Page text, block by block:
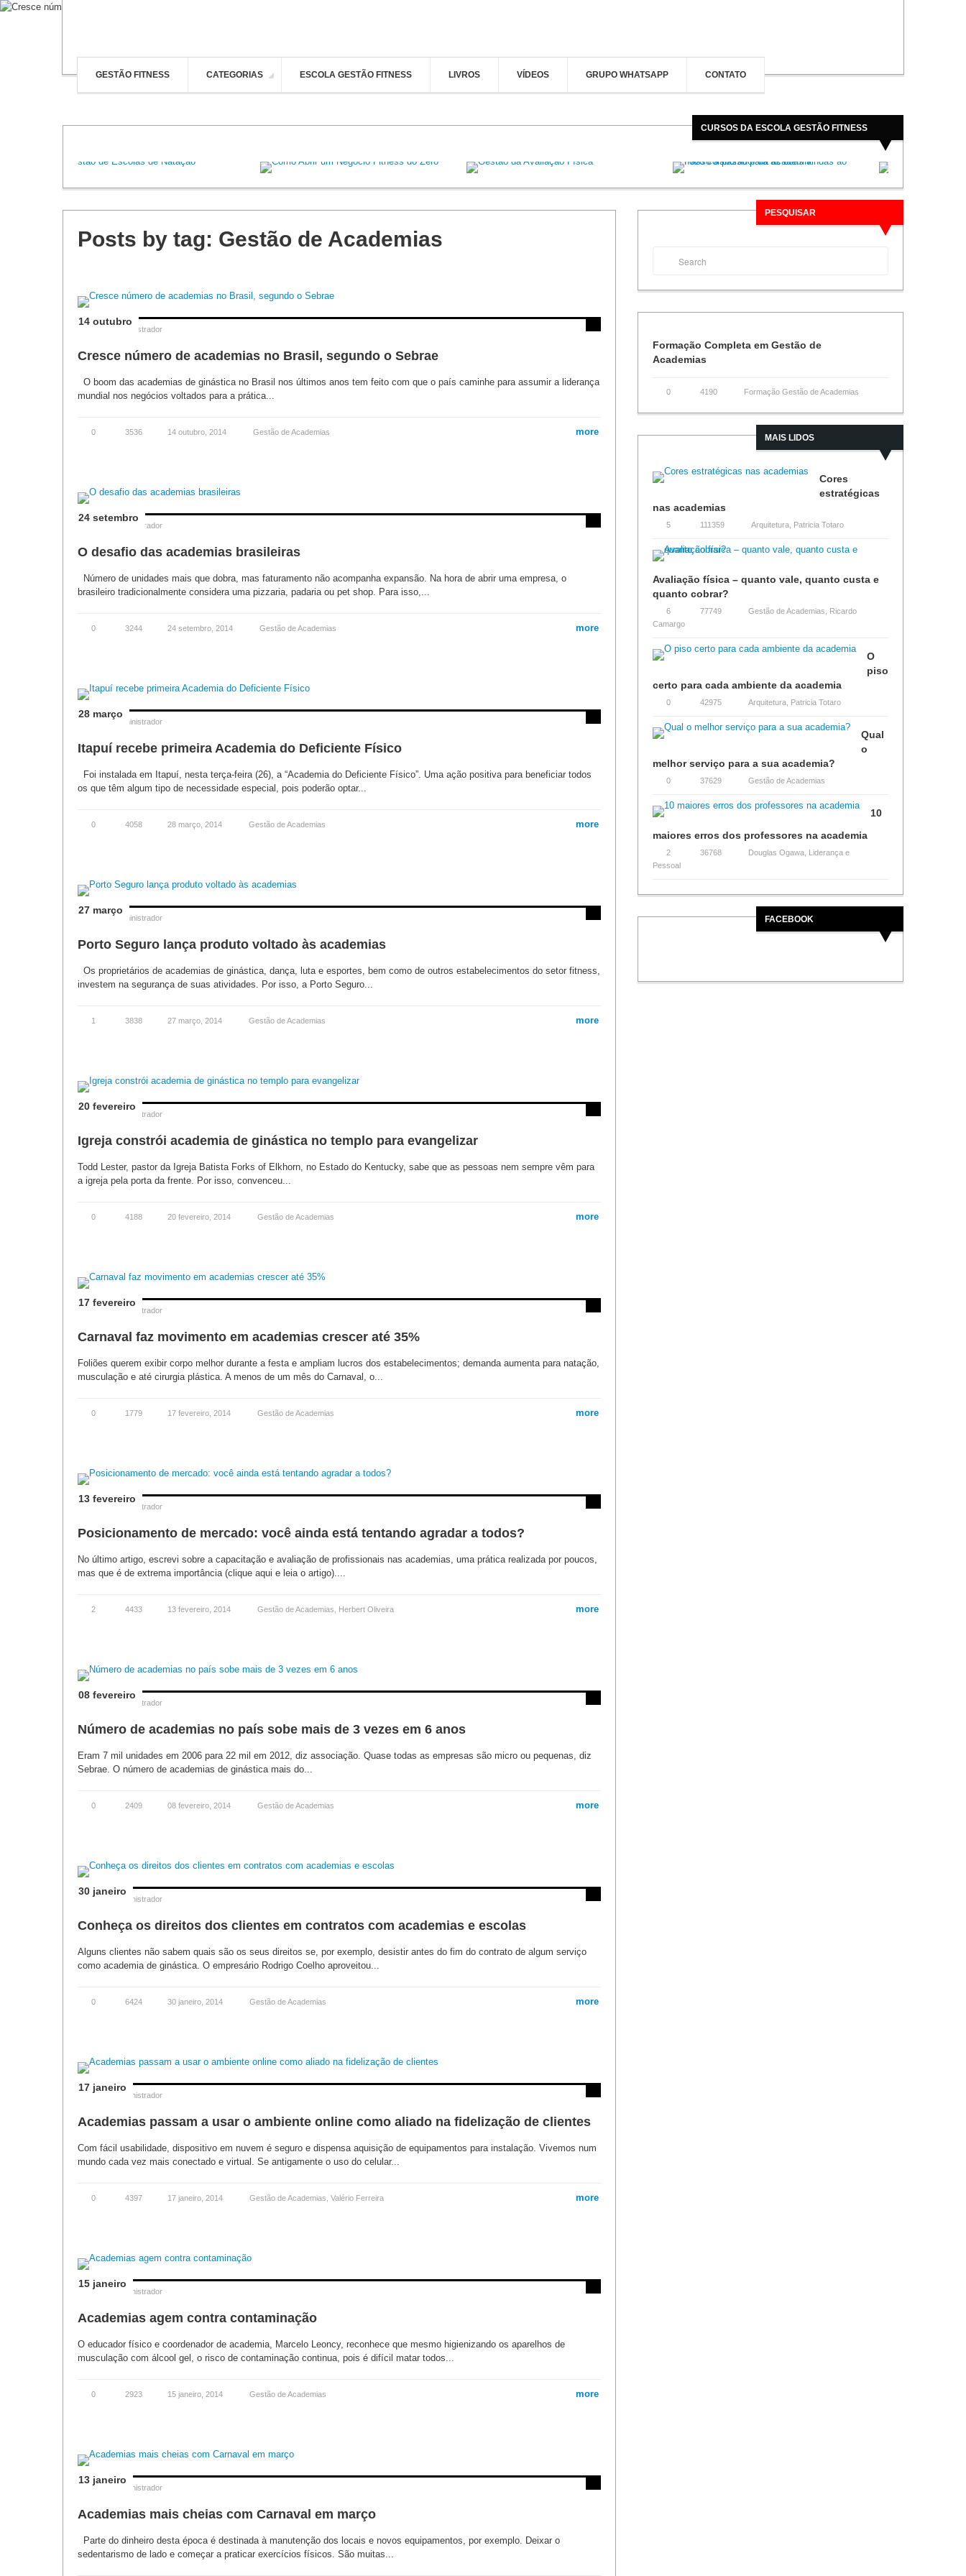
GESTÃO FITNESS CATEGORIAS ESCOLA GESTÃO FITNESS LIVROS VÍDEOS GRUPO WHATSAPP CONTATO
CURSOS DA ESCOLA GESTÃO FITNESS
Arquitetura para Academias Gestão Profissional de Academias
volta ao fitness
Sucesso
Posts by tag: Gestão de Academias
Administrador
14 outubro
Cresce número de academias no Brasil, segundo o Sebrae
O boom das academias de ginástica no Brasil nos últimos anos tem feito com que o país caminhe para assumir a liderança
mundial nos negócios voltados para a prática...
0 3536 14 outubro, 2014 Gestão de Academias more
Administrador
24 setembro
O desafio das academias brasileiras
Número de unidades mais que dobra, mas faturamento não acompanha expansão. Na hora de abrir uma empresa, o
brasileiro tradicionalmente considera uma pizzaria, padaria ou pet shop. Para isso,...
0 3244 24 setembro, 2014 Gestão de Academias more
Posted byAdministrador
28 março
Itapuí recebe primeira Academia do Deficiente Físico
Foi instalada em Itapuí, nesta terça-feira (26), a “Academia do Deficiente Físico”. Uma ação positiva para beneficiar todos
os que têm algum tipo de necessidade especial, pois poderão optar...
0 4058 28 março, 2014 Gestão de Academias more
Posted byAdministrador
27 março
Porto Seguro lança produto voltado às academias
Os proprietários de academias de ginástica, dança, luta e esportes, bem como de outros estabelecimentos do setor fitness,
investem na segurança de suas atividades. Por isso, a Porto Seguro...
1 3838 27 março, 2014 Gestão de Academias more
Administrador
20 fevereiro
Igreja constrói academia de ginástica no templo para evangelizar
Todd Lester, pastor da Igreja Batista Forks of Elkhorn, no Estado do Kentucky, sabe que as pessoas nem sempre vêm para
a igreja pela porta da frente. Por isso, convenceu...
0 4188 20 fevereiro, 2014 Gestão de Academias more
Administrador
17 fevereiro
Carnaval faz movimento em academias crescer até 35%
Foliões querem exibir corpo melhor durante a festa e ampliam lucros dos estabelecimentos; demanda aumenta para natação,
musculação e até cirurgia plástica. A menos de um mês do Carnaval, o...
0 1779 17 fevereiro, 2014 Gestão de Academias more
Administrador
13 fevereiro
Posicionamento de mercado: você ainda está tentando agradar a todos?
No último artigo, escrevi sobre a capacitação e avaliação de profissionais nas academias, uma prática realizada por poucos,
mas que é de extrema importância (clique aqui e leia o artigo)....
2 4433 13 fevereiro, 2014 Gestão de Academias Herbert Oliveira more
Administrador
08 fevereiro
Número de academias no país sobe mais de 3 vezes em 6 anos
Eram 7 mil unidades em 2006 para 22 mil em 2012, diz associação. Quase todas as empresas são micro ou pequenas, diz
Sebrae. O número de academias de ginástica mais do...
0 2409 08 fevereiro, 2014 Gestão de Academias more
Posted by Administrador
30 janeiro
Conheça os direitos dos clientes em contratos com academias e escolas
Alguns clientes não sabem quais são os seus direitos se, por exemplo, desistir antes do fim do contrato de algum serviço
como academia de ginástica. O empresário Rodrigo Coelho aproveitou...
0 6424 30 janeiro, 2014 Gestão de Academias more
Posted by Administrador
17 janeiro
Academias passam a usar o ambiente online como aliado na fidelização de clientes
Com fácil usabilidade, dispositivo em nuvem é seguro e dispensa aquisição de equipamentos para instalação. Vivemos num
mundo cada vez mais conectado e virtual. Se antigamente o uso do celular...
0 4397 17 janeiro, 2014 Gestão de Academias Valério Ferreira more
Posted by Administrador
15 janeiro
Academias agem contra contaminação
O educador físico e coordenador de academia, Marcelo Leoncy, reconhece que mesmo higienizando os aparelhos de
musculação com álcool gel, o risco de contaminação continua, pois é difícil matar todos...
0 2923 15 janeiro, 2014 Gestão de Academias more
Posted by Administrador
13 janeiro
Academias mais cheias com Carnaval em março
Parte do dinheiro desta época é destinada à manutenção dos locais e novos equipamentos, por exemplo. Deixar o
sedentarismo de lado e começar a praticar exercícios físicos. São muitas...
PESQUISAR
Formação Completa em Gestão de
Academias
0 4190 Formação Gestão de Academias
MAIS LIDOS
Cores
estratégicas
nas academias
5 111359 Arquitetura Patricia Totaro
Avaliação física – quanto vale, quanto custa e
quanto cobrar?
6 77749 Gestão de Academias
Ricardo
Camargo
O
piso
certo para cada ambiente da academia
0 42975 Arquitetura Patricia Totaro
Qual
o
melhor serviço para a sua academia?
0 37629 Gestão de Academias
10
maiores erros dos professores na academia
2 36768 Douglas Ogawa Liderança e
Pessoal
FACEBOOK